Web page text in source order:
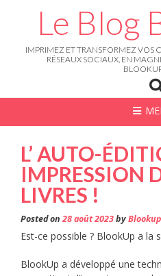
Le Blog
IMPRIMEZ ET TRANSFORMEZ VOS
RÉSEAUX SOCIAUX, EN
L’ AUTO-
IMPRESSION
LIVRES !
Posted on28 août 2023by
Est-ce possible ? BlookUp a la
BlookUp a développé une